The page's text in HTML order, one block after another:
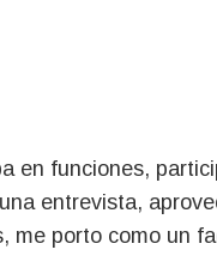
en funciones,
entrevista,
me porto como un